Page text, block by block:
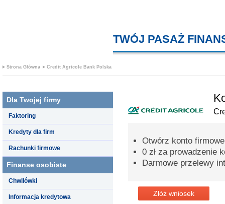
TWÓJ PASAŻ
Strona Główna Credit Agricole Bank Polska
Dla Twojej firmy
Faktoring
Kredyty dla firm
Rachunki firmowe
Finanse osobiste
Chwilówki
Informacja kredytowa
Otwórz konto
0 zł za prowadzenie
Darmowe przelewy
Złóż wniosek